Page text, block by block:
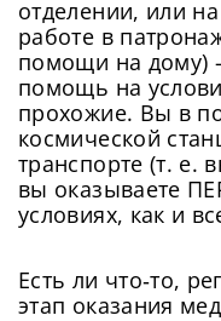
отделении, или
работе в
помощи на дому)
помощь на
прохожие. Вы в
космической
транспорте (т. е.
вы оказываете
условиях, как и
Есть ли что‑то,
этап оказания